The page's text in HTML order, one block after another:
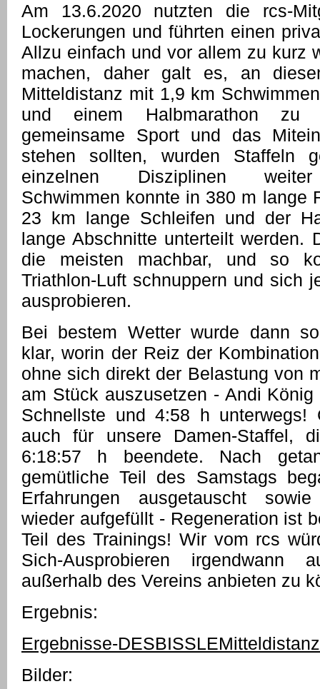
Am 13.6.2020 nutzten die rcs-
Lockerungen und führten einen
Allzu einfach und vor allem zu kurz
machen, daher galt es, an
Mitteldistanz mit 1,9 km
und einem Halbmarathon zu
gemeinsame Sport und das
stehen sollten, wurden Staffeln
einzelnen Disziplinen weiter
Schwimmen konnte in 380 m lange
23 km lange Schleifen und der
lange Abschnitte unterteilt werden.
die meisten machbar, und so
Triathlon-Luft schnuppern und sich
ausprobieren.
Bei bestem Wetter wurde dann
klar, worin der Reiz der
ohne sich direkt der Belastung von
am Stück auszusetzen - Andi
Schnellste und 4:58 h unterwegs!
auch für unsere Damen-Staffel,
6:18:57 h beendete. Nach
gemütliche Teil des Samstags
Erfahrungen ausgetauscht
wieder aufgefüllt - Regeneration ist
Teil des Trainings! Wir vom rcs
Sich-Ausprobieren irgendwann
außerhalb des Vereins anbieten zu
Ergebnis:
Ergebnisse-
Bilder: